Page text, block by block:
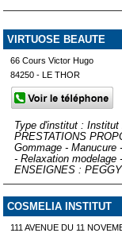
VIRTUOSE BEAUTE
66 Cours Victor Hugo
84250 - LE THOR
Type d'institut :
PRESTATIONS
Gommage - Manucure
- Relaxation modelage
ENSEIGNES :
COSMELIA INSTITUT
111 AVENUE DU 11